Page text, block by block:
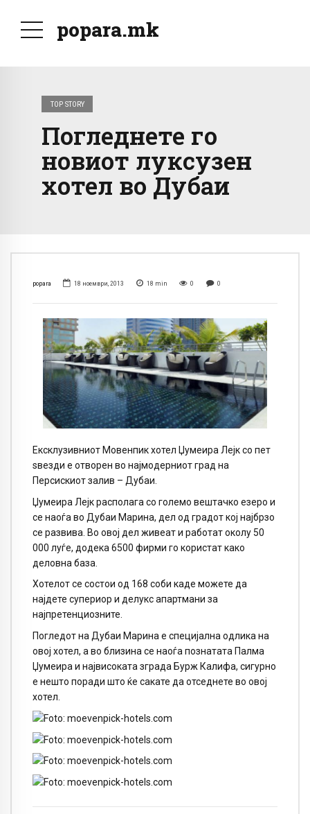
popara.mk
TOP STORY
Погледнете го
новиот луксузен
хотел во Дубаи
popara 18 ноември, 2013 18 min 0 0
Ексклузивниот Мовенпик хотел Џумеира Лејк со пет
ѕвезди е отворен во најмодерниот град на
Персискиот залив – Дубаи.
Џумеира Лејк располага со големо вештачко езеро и
се наоѓа во Дубаи Марина, дел од градот кој најбрзо
се развива. Во овој дел живеат и работат околу 50
000 луѓе, додека 6500 фирми го користат како
деловна база.
Хотелот се состои од 168 соби каде можете да
најдете супериор и делукс апартмани за
најпретенциозните.
Погледот на Дубаи Марина е специјална одлика на
овој хотел, а во близина се наоѓа познатата Палма
Џумеира и највисоката зграда Бурж Калифа, сигурно
е нешто поради што ќе сакате да отседнете во овој
хотел.